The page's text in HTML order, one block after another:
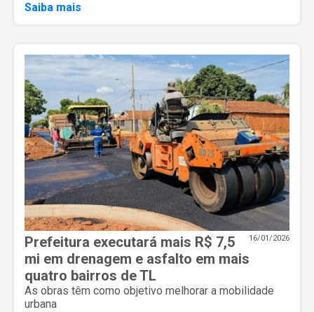
Saiba mais
16/01/2026
Prefeitura executará mais R$ 7,5
mi em drenagem e asfalto em mais
quatro bairros de TL
As obras têm como objetivo melhorar a mobilidade
urbana